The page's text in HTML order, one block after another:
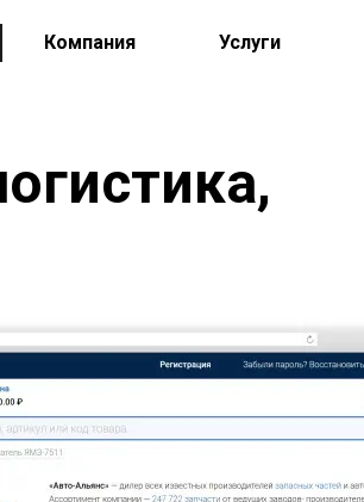
Компания Услуги